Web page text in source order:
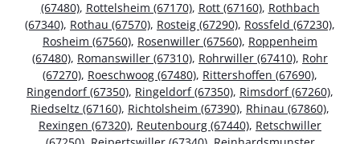
(67480), Rottelsheim (67170), Rott (67160), Rothbach
(67340), Rothau (67570), Rosteig (67290), Rossfeld (67230),
Rosheim (67560), Rosenwiller (67560), Roppenheim
(67480), Romanswiller (67310), Rohrwiller (67410), Rohr
(67270), Roeschwoog (67480), Rittershoffen (67690),
Ringendorf (67350), Ringeldorf (67350), Rimsdorf (67260),
Riedseltz (67160), Richtolsheim (67390), Rhinau (67860),
Rexingen (67320), Reutenbourg (67440), Retschwiller